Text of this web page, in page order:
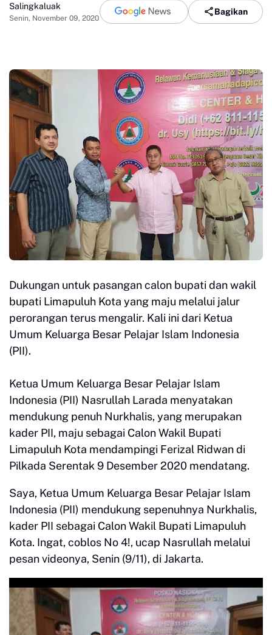
Salingkaluak
Senin, November 09, 2020
Bagikan
Dukungan untuk pasangan calon bupati dan wakil
bupati Limapuluh Kota yang maju melalui jalur
perorangan terus mengalir. Kali ini dari Ketua
Umum Keluarga Besar Pelajar Islam Indonesia
(PII).
Ketua Umum Keluarga Besar Pelajar Islam
Indonesia (PII) Nasrullah Larada menyatakan
mendukung penuh Nurkhalis, yang merupakan
kader PII, maju sebagai Calon Wakil Bupati
Limapuluh Kota mendampingi Ferizal Ridwan di
Pilkada Serentak 9 Desember 2020 mendatang.
Saya, Ketua Umum Keluarga Besar Pelajar Islam
Indonesia (PII) mendukung sepenuhnya Nurkhalis,
kader PII sebagai Calon Wakil Bupati Limapuluh
Kota. Ingat, coblos No 4!, ucap Nasrullah melalui
pesan videonya, Senin (9/11), di Jakarta.